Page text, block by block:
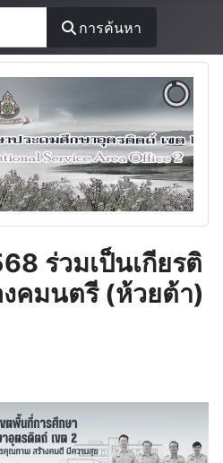
การค้นหา
ร่วมเป็นเกียรติ
คมนตรี (ห้วยต้า)